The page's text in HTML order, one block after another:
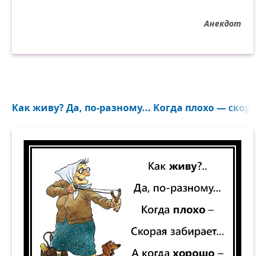
Анекдот
Как живу? Да, по-разному... Когда плохо — скорая